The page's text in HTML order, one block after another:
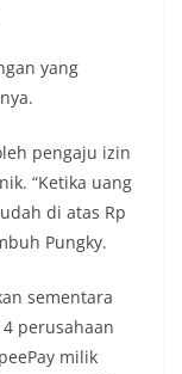
yang
pengaju izin
“Ketika uang
di atas Rp
Pungky.
sementara
perusahaan
milik